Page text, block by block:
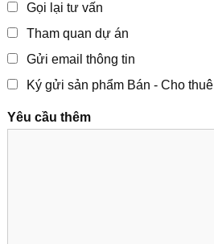
Gọi lại tư vấn
Tham quan dự án
Gửi email thông tin
Ký gửi sản phẩm Bán - Cho thuê
Yêu cầu thêm